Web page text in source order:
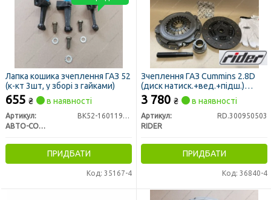
Лапка кошика зчеплення ГАЗ 52
(к-кт 3шт, у зборі з гайками)
655 ₴ в наявності
Артикул:
ВК52-1601198-1
АВТО-СОЮЗ 88
ПРИДБАТИ
Код: 35167-4
Зчеплення ГАЗ Cummins 2.8D
(диск натиск.+вед.+підш.)
(RIDER)
3 780 ₴ в наявності
Артикул:
RD.300950503
RIDER
ПРИДБАТИ
Код: 36840-4